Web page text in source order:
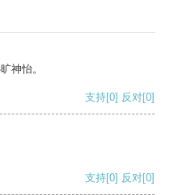
神怡。
支持[0] 反对[0]
支持[0] 反对[0]